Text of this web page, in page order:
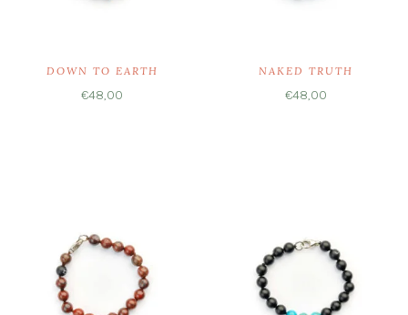
DOWN TO EARTH
€48,00
NAKED TRUTH
€48,00